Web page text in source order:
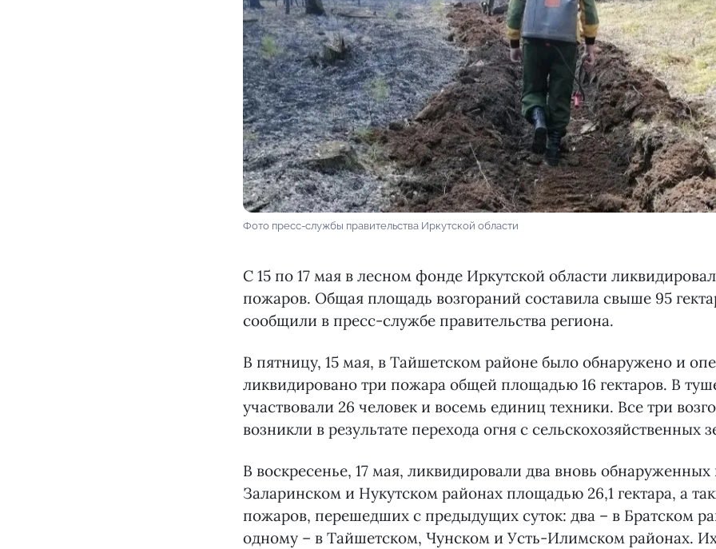
Фото пресс-службы правительства Иркутской области
С 15 по 17 мая в лесном фонде Иркутской области
пожаров. Общая площадь возгораний составила свыше 95
сообщили в пресс-службе правительства региона.
В пятницу, 15 мая, в Тайшетском районе было обнаружено и
ликвидировано три пожара общей площадью 16 гектаров. В
участвовали 26 человек и восемь единиц техники. Все три
возникли в результате перехода огня с сельскохозяйственных
В воскресенье, 17 мая, ликвидировали два вновь
Заларинском и Нукутском районах площадью 26,1 гектара, а
пожаров, перешедших с предыдущих суток: два – в Братском
одному – в Тайшетском, Чунском и Усть-Илимском районах.